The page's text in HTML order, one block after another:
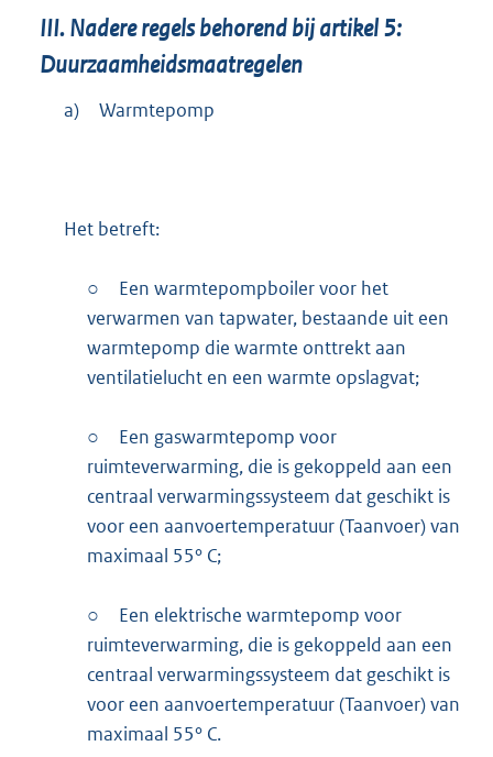
III. Nadere regels behorend bij artikel 5:
Duurzaamheidsmaatregelen
a) Warmtepomp
Het betreft:
○
Een warmtepompboiler voor het
verwarmen van tapwater, bestaande uit een
warmtepomp die warmte onttrekt aan
ventilatielucht en een warmte opslagvat;
○
Een gaswarmtepomp voor
ruimteverwarming, die is gekoppeld aan een
centraal verwarmingssysteem dat geschikt is
voor een aanvoertemperatuur (Taanvoer) van
maximaal 55° C;
○
Een elektrische warmtepomp voor
ruimteverwarming, die is gekoppeld aan een
centraal verwarmingssysteem dat geschikt is
voor een aanvoertemperatuur (Taanvoer) van
maximaal 55° C.